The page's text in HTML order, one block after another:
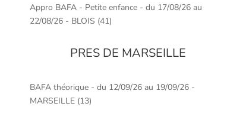
Appro BAFA - Petite enfance - du 17/08/26 au
22/08/26 - BLOIS (41)
PRES DE MARSEILLE
BAFA théorique - du 12/09/26 au 19/09/26 -
MARSEILLE (13)